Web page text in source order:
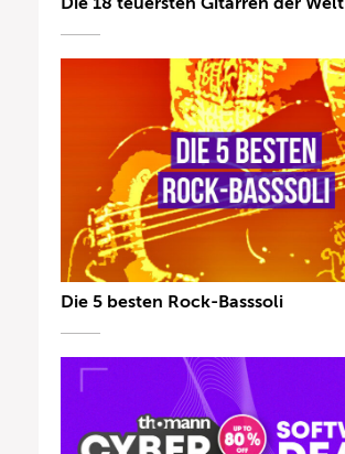
Die 5 besten Rock-Basssoli